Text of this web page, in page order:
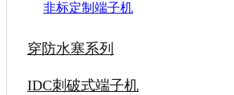
非标定制端子机
穿防水塞系列
IDC刺破式端子机